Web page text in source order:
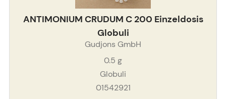
ANTIMONIUM CRUDUM C 200 Einzeldosis
Globuli
Gudjons GmbH
0.5 g
Globuli
01542921